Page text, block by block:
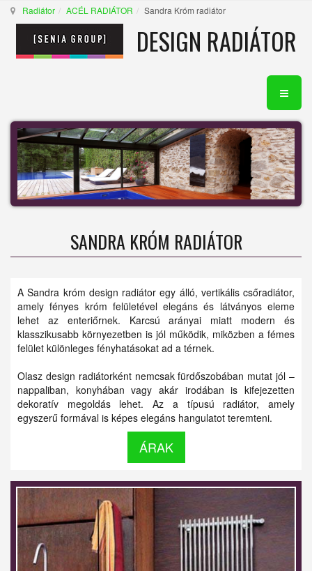
Radiátor ACÉL RADIÁTOR Sandra Króm radiátor
DESIGN RADIÁTOR
SANDRA KRÓM RADIÁTOR
A Sandra króm design radiátor egy álló, vertikális csőradiátor,
amely fényes króm felületével elegáns és látványos eleme
lehet az enteriőrnek. Karcsú arányai miatt modern és
klasszikusabb környezetben is jól működik, miközben a fémes
felület különleges fényhatásokat ad a térnek.
Olasz design radiátorként nemcsak fürdőszobában mutat jól –
nappaliban, konyhában vagy akár irodában is kifejezetten
dekoratív megoldás lehet. Az a típusú radiátor, amely
egyszerű formával is képes elegáns hangulatot teremteni.
ÁRAK